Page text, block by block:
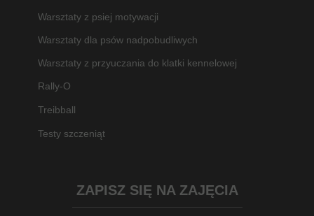
ZAPISZ SIĘ NA ZAJĘCIA
Warsztaty z przyuczania do klatki kennelowej
Warsztaty dla psów nadpobudliwych
Warsztaty z psiej motywacji
Testy szczeniąt
Rally-O
Treibball